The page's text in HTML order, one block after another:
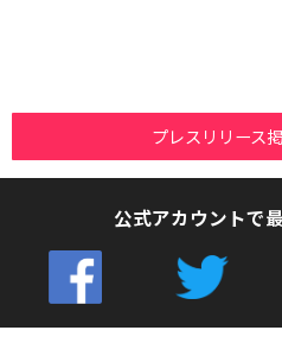
プレスリリース
公式アカウントで